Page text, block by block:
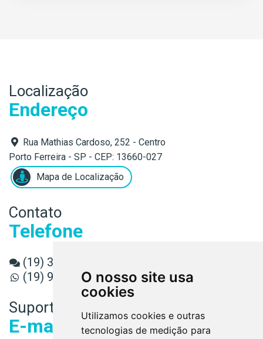
O nosso site usa
cookies
Utilizamos cookies e outras
tecnologias de medição para
Localização
Endereço
Rua Mathias Cardoso, 252 - Centro
Porto Ferreira - SP - CEP: 13660-027
Mapa de Localização
Contato
Telefone
(19) 3589-3080
(19) 98891-6779
Suporte
E-mail